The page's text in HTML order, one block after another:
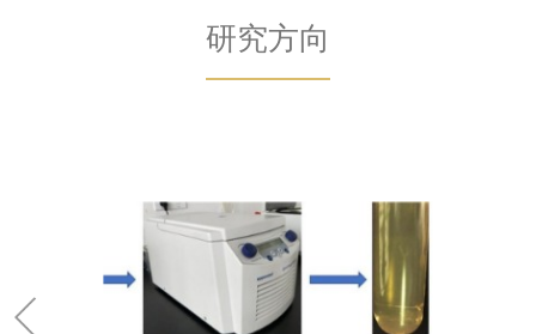
研究方向